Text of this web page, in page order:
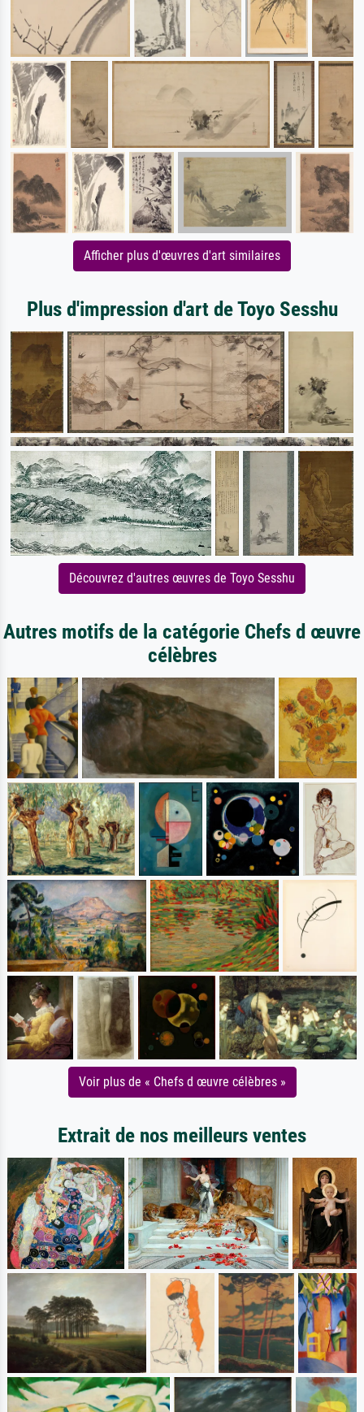
Afficher plus d'œuvres d'art similaires
Plus d'impression d'art de Toyo Sesshu
Découvrez d'autres œuvres de Toyo Sesshu
Autres motifs de la catégorie Chefs d œuvre
célèbres
Voir plus de « Chefs d œuvre célèbres »
Extrait de nos meilleurs ventes